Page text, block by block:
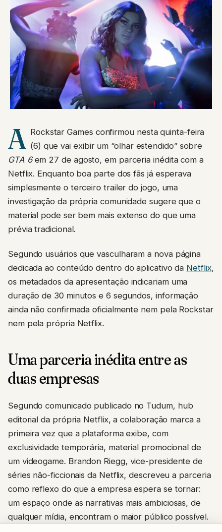
A Rockstar Games confirmou nesta quinta-feira
(6) que vai exibir um “olhar estendido” sobre
GTA 6em 27 de agosto, em parceria inédita com a
Netflix. Enquanto boa parte dos fãs já esperava
simplesmente o terceiro trailer do jogo, uma
investigação da própria comunidade sugere que o
material pode ser bem mais extenso do que uma
prévia tradicional.
Segundo usuários que vasculharam a nova página
dedicada ao conteúdo dentro do aplicativo da Netflix,
os metadados da apresentação indicariam uma
duração de 30 minutos e 6 segundos, informação
ainda não confirmada oficialmente nem pela Rockstar
nem pela própria Netflix.
Uma parceria inédita entre as
duas empresas
Segundo comunicado publicado no Tudum, hub
editorial da própria Netflix, a colaboração marca a
primeira vez que a plataforma exibe, com
exclusividade temporária, material promocional de
um videogame. Brandon Riegg, vice-presidente de
séries não-ficcionais da Netflix, descreveu a parceria
como reflexo do que a empresa espera se tornar:
um espaço onde as narrativas mais ambiciosas, de
qualquer mídia, encontram o maior público possível.